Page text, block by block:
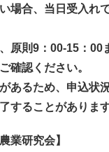
場合、当日受入れ
原則9：00-15：00
確認ください。
あるため、申込状
することがあります
業研究会】